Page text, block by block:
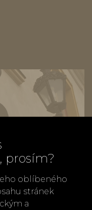
prosím?
oblíbeného
stránek
a